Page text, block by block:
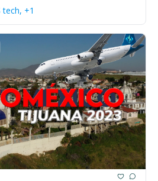
tech, +1